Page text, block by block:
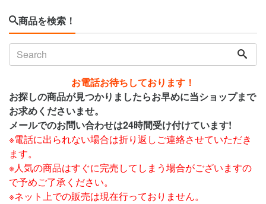
商品を検索！
お電話お待ちしております！
お探しの商品が見つかりましたらお早めに当ショップまで
お求めくださいませ。
メールでのお問い合わせは24時間受け付けています!
※電話に出られない場合は折り返しご連絡させていただき
ます。
※人気の商品はすぐに完売してしまう場合がございますの
で予めご了承ください。
※ネット上での販売は現在行っておりません。